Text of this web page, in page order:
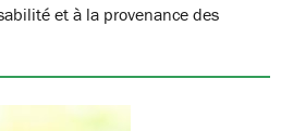
et à la provenance des